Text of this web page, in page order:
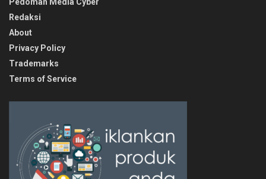
Redaksi
About
Privacy Policy
Trademarks
Terms of Service